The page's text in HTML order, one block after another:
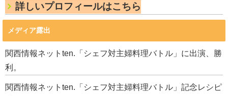
詳しいプロフィールはこちら
メディア露出
関西情報ネットten.「シェフ対主婦料理バトル」に出演、勝
利。
関西情報ネットten.「シェフ対主婦料理バトル」記念レシピ